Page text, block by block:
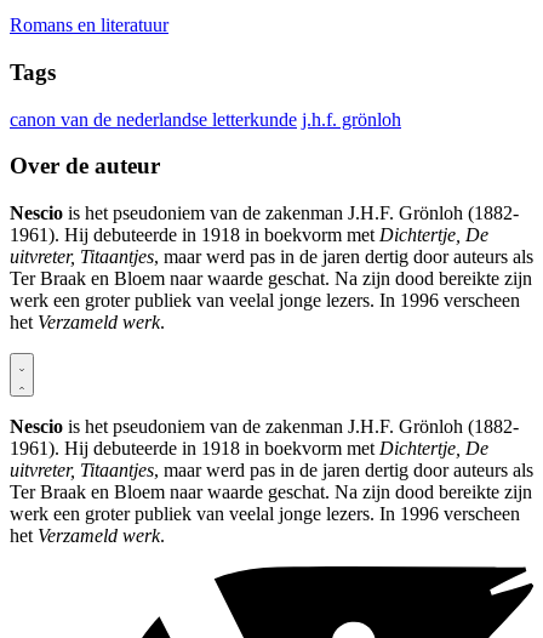
Romans en literatuur
Tags
canon van de nederlandse letterkunde j.h.f. grönloh
Over de auteur
Nescio is het pseudoniem van de zakenman J.H.F. Grönloh (1882-
1961). Hij debuteerde in 1918 in boekvorm met Dichtertje, De
uitvreter, Titaantjes, maar werd pas in de jaren dertig door auteurs als
Ter Braak en Bloem naar waarde geschat. Na zijn dood bereikte zijn
werk een groter publiek van veelal jonge lezers. In 1996 verscheen
het Verzameld werk.
Nescio is het pseudoniem van de zakenman J.H.F. Grönloh (1882-
1961). Hij debuteerde in 1918 in boekvorm met Dichtertje, De
uitvreter, Titaantjes, maar werd pas in de jaren dertig door auteurs als
Ter Braak en Bloem naar waarde geschat. Na zijn dood bereikte zijn
werk een groter publiek van veelal jonge lezers. In 1996 verscheen
het Verzameld werk.